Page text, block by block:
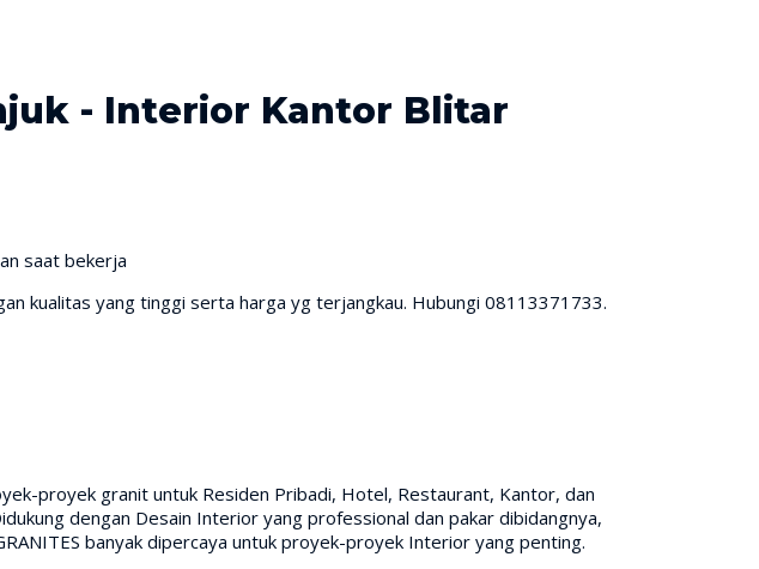
- Interior Kantor Blitar
saat bekerja
kualitas yang tinggi serta harga yg terjangkau. Hubungi 08113371733.
proyek granit untuk Residen Pribadi, Hotel, Restaurant, Kantor, dan
dengan Desain Interior yang professional dan pakar dibidangnya,
banyak dipercaya untuk proyek-proyek Interior yang penting.